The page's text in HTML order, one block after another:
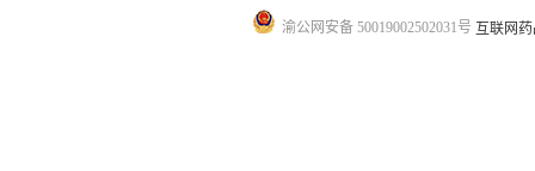
渝公网安备 50019002502031号 互联网